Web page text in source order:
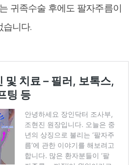
귀족수술 후에도 팔자주름이
습니다.